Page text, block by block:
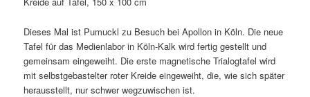
Dieses Mal ist Pumuckl zu Besuch bei Apollon in Köln. Die neue
Tafel für das Medienlabor in Köln-Kalk wird fertig gestellt und
gemeinsam eingeweiht. Die erste magnetische Trialogtafel wird
mit selbstgebastelter roter Kreide eingeweiht, die, wie sich später
herausstellt, nur schwer wegzuwischen ist.